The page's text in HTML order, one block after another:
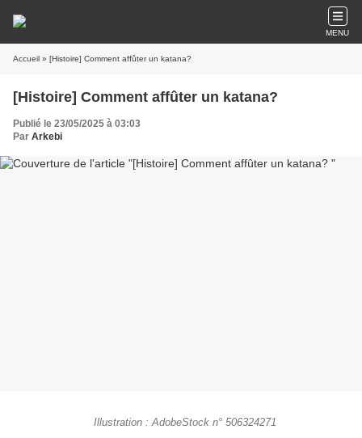
MENU
Accueil » [Histoire] Comment affûter un katana?
[Histoire] Comment affûter un katana?
Publié le 23/05/2025 à 03:03
Par Arkebi
Illustration : AdobeStock n° 506324271